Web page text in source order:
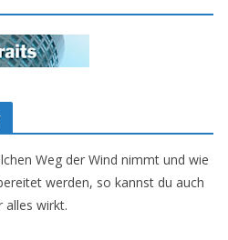
Weg der Wind nimmt und wie
werden, so kannst du auch
alles wirkt.